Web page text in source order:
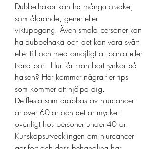
Dubbelhakor kan ha många orsaker,
som åldrande, gener eller
viktuppgång. Även smala personer kan
ha dubbelhaka och det kan vara svårt
eller till och med omöjligt att banta eller
träna bort. Hur får man bort rynkor på
halsen? Här kommer några fler tips
som kommer att hjälpa dig.
De flesta som drabbas av njurcancer
ar over 60 ar och det ar mycket
ovanligt hos personer under 40 ar.
Kunskapsutvecklingen om njurcancer